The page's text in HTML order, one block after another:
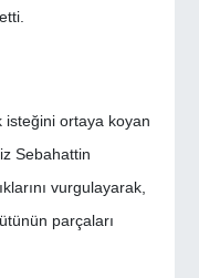
isteğini ortaya koyan
Sebahattin
vurgulayarak,
parçaları